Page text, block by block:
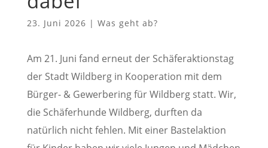
23. Juni 2026 | Was geht ab?
Am 21. Juni fand erneut der Schäferaktionstag
der Stadt Wildberg in Kooperation mit dem
Bürger- & Gewerbering für Wildberg statt. Wir,
die Schäferhunde Wildberg, durften da
natürlich nicht fehlen. Mit einer Bastelaktion